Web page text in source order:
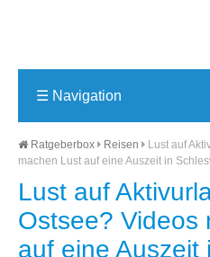
☰ Navigation
Ratgeberbox Reisen
Lust auf
machen Lust auf eine Auszeit in
Lust auf
Ostsee? Videos
auf eine Auszeit